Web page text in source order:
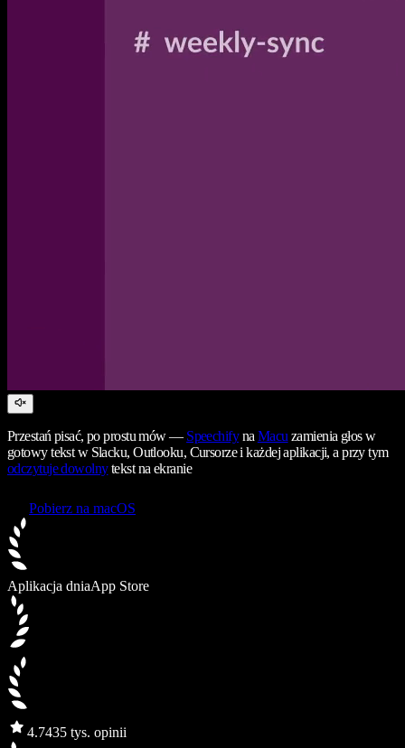
Przestań pisać, po prostu mów — Speechifyna Macu zamienia głos w
gotowy tekst w Slacku, Outlooku, Cursorze i każdej aplikacji, a przy tym
odczytuje dowolnytekst na ekranie
Pobierz na macOS
Aplikacja dniaApp Store
4.7435 tys. opinii